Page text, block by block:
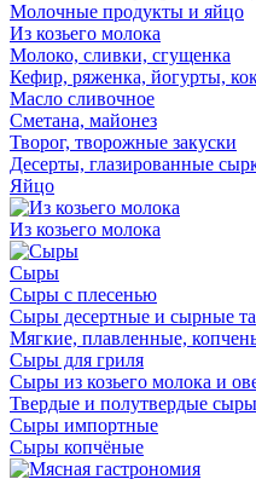
Молочные продукты и яйцо
Из козьего молока
Молоко, сливки, сгущенка
Кефир, ряженка, йогурты,
Масло сливочное
Сметана, майонез
Творог, творожные закуски
Десерты, глазированные
Яйцо
Из козьего молока
Сыры
Сыры с плесенью
Сыры десертные и сырные
Мягкие, плавленные,
Сыры для гриля
Сыры из козьего молока и
Твердые и полутвердые сыры
Сыры импортные
Сыры копчёные